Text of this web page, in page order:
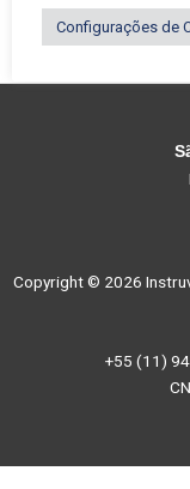
Copyright © 2026
+55 (11)
Configurações de